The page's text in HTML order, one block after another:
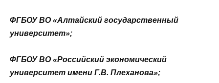
ФГБОУ ВО «Алтайский государственный
университет»;
ФГБОУ ВО «Российский экономический
университет имени Г.В. Плеханова»;